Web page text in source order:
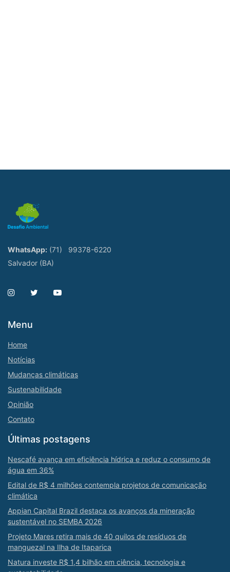
WhatsApp: (71)
99378-6220
Salvador (BA)
Menu
Home
Notícias
Mudanças climáticas
Sustenabilidade
Opinião
Contato
Últimas postagens
Nescafé avança em eficiência hídrica e reduz o consumo de
água em 36%
Edital de R$ 4 milhões contempla projetos de comunicação
climática
Appian Capital Brazil destaca os avanços da mineração
sustentável no SEMBA 2026
Projeto Mares retira mais de 40 quilos de resíduos de
manguezal na Ilha de Itaparica
Natura investe R$ 1,4 bilhão em ciência, tecnologia e